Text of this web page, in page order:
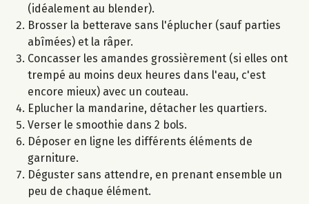
(idéalement au blender).
Brosser la betterave sans l'éplucher (sauf parties
abîmées) et la râper.
Concasser les amandes grossièrement (si elles ont
trempé au moins deux heures dans l'eau, c'est
encore mieux) avec un couteau.
Eplucher la mandarine, détacher les quartiers.
Verser le smoothie dans 2 bols.
Déposer en ligne les différents éléments de
garniture.
Déguster sans attendre, en prenant ensemble un
peu de chaque élément.